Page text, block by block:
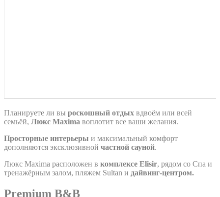
Планируете ли вы роскошный отдых вдвоём или всей
семьёй, Люкс Maxima воплотит все ваши желания.
Просторные интерьеры и максимальный комфорт
дополняются эксклюзивной частной сауной.
Люкс Maxima расположен в комплексе Elisir, рядом со Спа и
тренажёрным залом, пляжем Sultan и дайвинг-центром.
Premium B&B